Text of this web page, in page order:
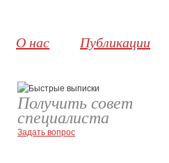
О нас Публикации
Получить совет
специалиста
Задать вопрос